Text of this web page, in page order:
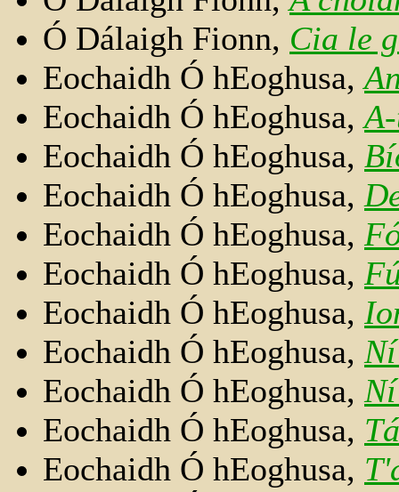
Ó Dálaigh Fionn, Cia le
Eochaidh Ó hEoghusa,
Eochaidh Ó hEoghusa,
Eochaidh Ó hEoghusa,
Eochaidh Ó hEoghusa,
Eochaidh Ó hEoghusa,
Eochaidh Ó hEoghusa,
Eochaidh Ó hEoghusa,
Eochaidh Ó hEoghusa,
Eochaidh Ó hEoghusa,
Eochaidh Ó hEoghusa,
Eochaidh Ó hEoghusa,